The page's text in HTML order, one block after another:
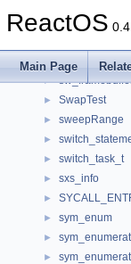
ReactOS
Main Page
► svcctl
► sw_context
►
► SwapTest
► sweepRange
►
► switch_task_t
► sxs_info
►
► sym_enum
►
►